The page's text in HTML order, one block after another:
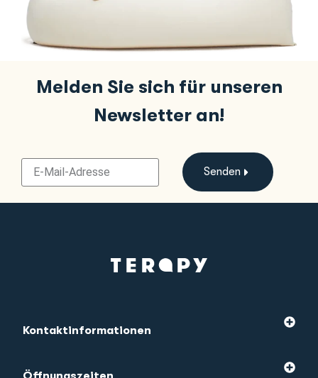
Melden Sie sich für unseren
Newsletter an!
Senden
Kontaktinformationen